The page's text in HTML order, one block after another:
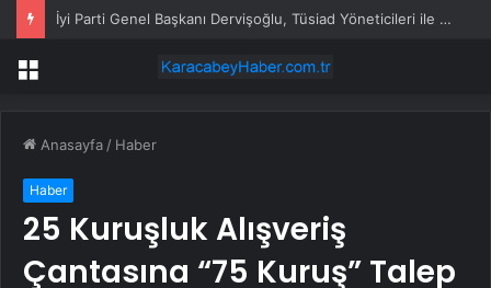
İyi Parti Genel Başkanı Dervişoğlu, Tüsiad Yöneticileri ile Bir Araya Geldi
Menü
Anasayfa / Haber
Haber
25 Kuruşluk Alışveriş
Çantasına “75 Kuruş” Talep